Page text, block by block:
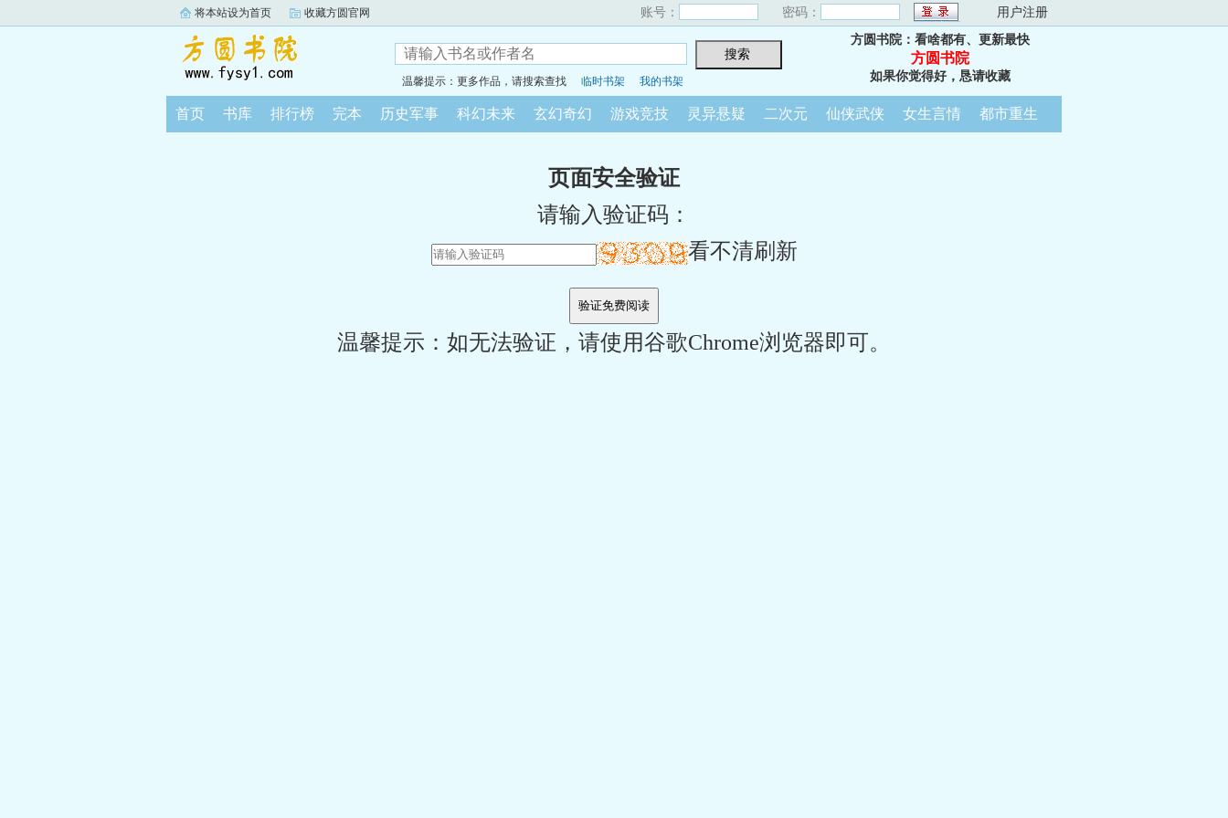
将本站设为首页 收藏方圆官网 账号： 密码： 用户注册
温馨提示：更多作品，请搜索查找 临时书架 我的书架
方圆书院：看啥都有、更新最快
方圆书院
如果你觉得好，恳请收藏
首页 书库 排行榜 完本 历史军事 科幻未来 玄幻奇幻 游戏竞技 灵异悬疑 二次元 仙侠武侠 女生言情 都市重生
页面安全验证
请输入验证码：
看不清刷新
温馨提示：如无法验证，请使用谷歌Chrome浏览器即可。